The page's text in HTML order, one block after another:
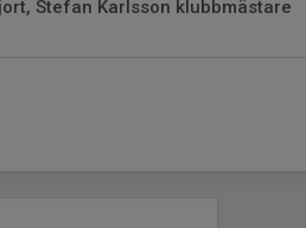
Stefan Karlsson klubbmästare